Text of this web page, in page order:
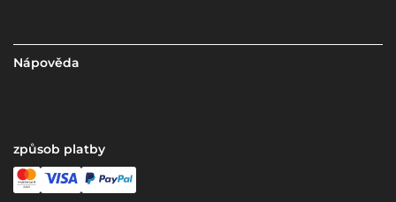
Nápověda
způsob platby